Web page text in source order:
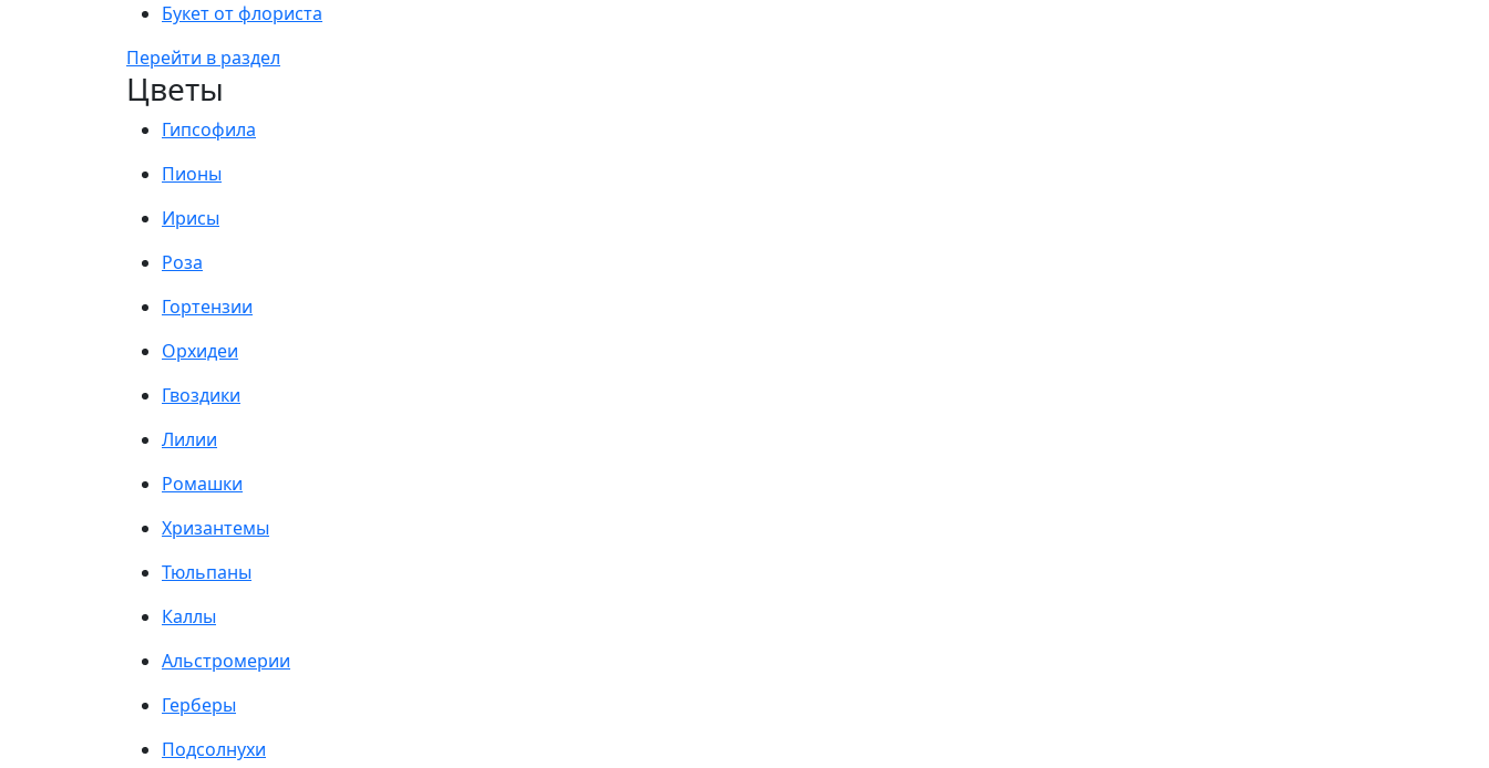
Букет от флориста
Перейти в раздел
Цветы
Гипсофила
Пионы
Ирисы
Роза
Гортензии
Орхидеи
Гвоздики
Лилии
Ромашки
Хризантемы
Тюльпаны
Каллы
Альстромерии
Герберы
Подсолнухи